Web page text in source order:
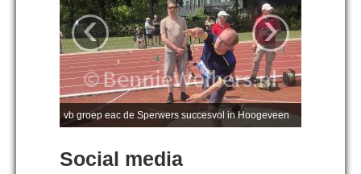
vb groep eac de Sperwers succesvol in Hoogeveen
‹ ›
Social media